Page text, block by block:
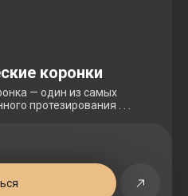
коронки
— один из самых
протезирования . . .